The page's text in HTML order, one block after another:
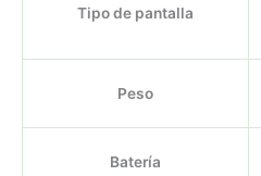
Tipo de pantalla
Peso
Batería